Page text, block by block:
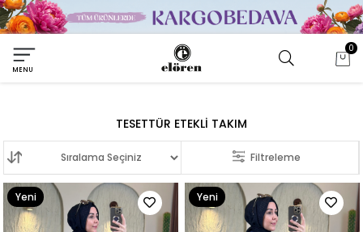
MENU
0
TESETTÜR ETEKLI TAKIM
Filtreleme
Sıralama
Yeni
Ürün
Yeni
Ürün